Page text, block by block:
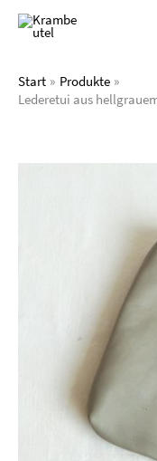
Inhalt
Start
Produkte
Lederetui aus